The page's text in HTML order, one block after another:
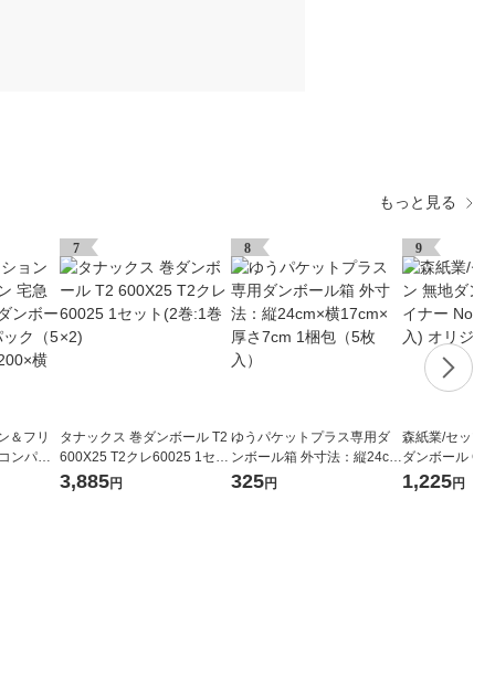
もっと見る
＆フリ
ンパク
ト（1
） 縦20
7
タナックス 巻ダンボール T2
600X25 T2クレ60025 1セッ
ト(2巻:1巻×2)
3,885円
8
ゆうパケットプラス専用ダ
ンボール箱 外寸法：縦24cm
×横17cm×厚さ7cm 1梱包
325円
9
森紙業/セッツ
ダンボール C
1梱包(20枚入)
1,225円